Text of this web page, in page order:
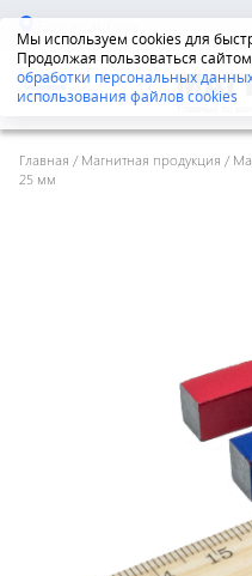
Мы используем cookies для
Продолжая пользоваться
обработки персональных
использования файлов cookies
Екатеринбург
Главная /Магнитная продукция /
25 мм